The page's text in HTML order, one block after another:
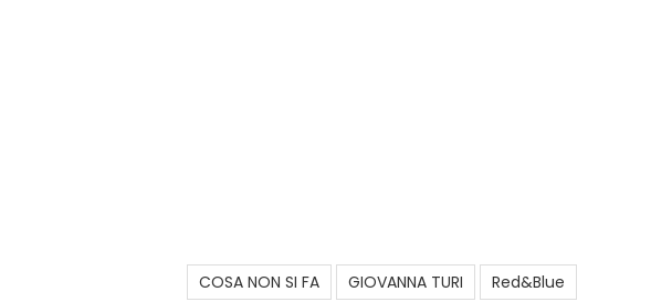
COSA NON SI FA GIOVANNA TURI Red&Blue